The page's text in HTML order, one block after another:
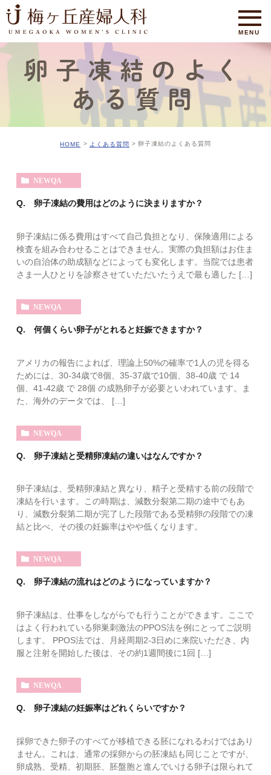
卵子凍結のよく
ある質問
HOME よくある質問 卵子凍結のよくある質問
NEWQA
Q. 卵子凍結の費用はどのように決まりますか？
卵子凍結に係る費用はすべて自己負担となり、保険適用による
検査を組み合わせることはできません。実際の負担額はお住ま
いの自治体の助成額などによっても変化します。当院では患者
さま一人ひとりを診察させていただいたうえで最も適した […]
NEWQA
Q. 何個くらい卵子がとれると妊娠できますか？
アメリカの報告によれば、理論上50%の確率で1人の児を得る
ためには、30-34歳で8個、35-37歳で10個、38-40歳 で 14
個、41-42歳 で 28個 の成熟卵子が必要といわれています。ま
た、海外のデータでは、 […]
NEWQA
Q. 卵子凍結と受精卵凍結の違いはなんですか？
卵子凍結は、受精卵凍結と異なり、精子と受精する前の段階で
凍結を行います。この時期は、減数分裂第二期の途中でもあ
り、減数分裂第二期が完了した段階である受精卵の段階での凍
結と比べ、その後の妊娠率はやや低くなります。
NEWQA
Q. 卵子凍結の流れはどのようになっていますか？
卵子凍結は、仕事をしながらでも行うことができます。ここで
はよく行われている卵巣刺激法のPPOS法を例にとってご説明
します。 PPOS法では、月経周期2-3日めに来院いただき、内
服と注射を開始した後は、その約1週間後に1回 […]
NEWQA
Q. 卵子凍結の妊娠率はどれくらいですか？
採卵できた卵子のすべてが移植できる胚になれるわけではあり
ません。これは、通常の採卵からの胚凍結も同じことですが、
卵成熟、受精、初期胚、胚盤胞と進んでいける卵子は限られて